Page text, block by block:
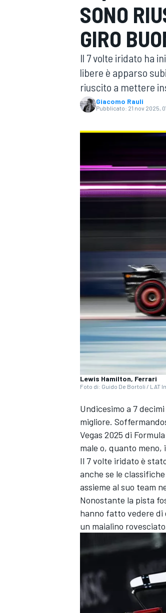
MOTOGP
MONOPOSTO
SONO
GIRO
Il 7 volte iridato ha
libere è apparso
riuscito a mettere
Giacomo Rauli
Pubblicato: 21 nov 2025,
Lewis Hamilton, Ferrari
Foto di: Guido De Bortoli / LAT
Undicesimo a 7
migliore.
Vegas 2025 di
male o, quanto
Il 7 volte iridato è
anche se le
assieme al suo team
Nonostante la pista
hanno fatto vedere di
un maialino